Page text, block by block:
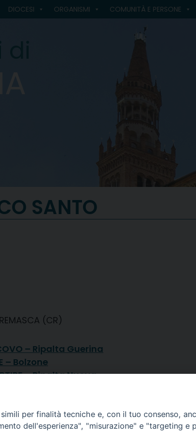
DIOCESI ORGANISMI COMUNITÀ E PERSONE
SANTO
(CR)
– Ripalta Guerina
– Bolzone
– Ripalta Nuova
– Zappello
per finalità tecniche e, con il tuo consenso,
dell'esperienza", "misurazione" e "targeting e